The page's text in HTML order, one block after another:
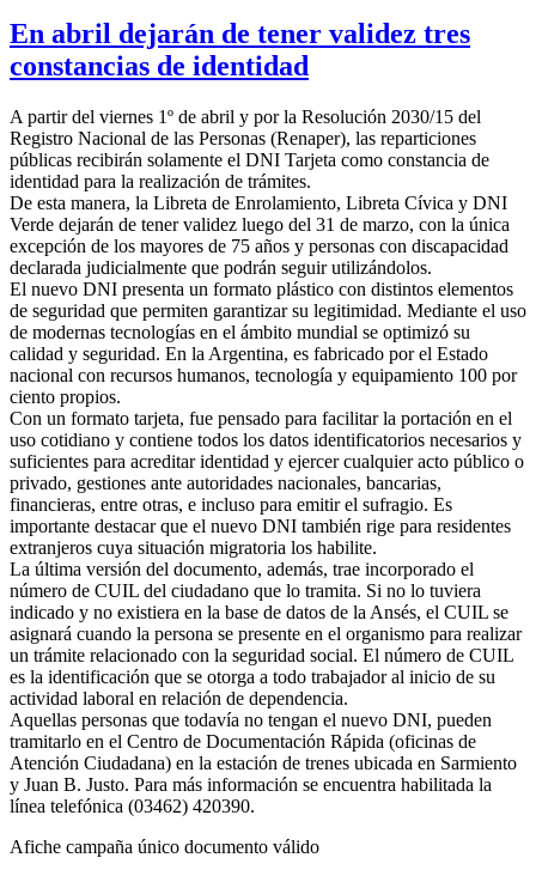
En abril dejarán de tener validez tres
constancias de identidad
A partir del viernes 1º de abril y por la Resolución 2030/15 del
Registro Nacional de las Personas (Renaper), las reparticiones
públicas recibirán solamente el DNI Tarjeta como constancia de
identidad para la realización de trámites.
De esta manera, la Libreta de Enrolamiento, Libreta Cívica y DNI
Verde dejarán de tener validez luego del 31 de marzo, con la única
excepción de los mayores de 75 años y personas con discapacidad
declarada judicialmente que podrán seguir utilizándolos.
El nuevo DNI presenta un formato plástico con distintos elementos
de seguridad que permiten garantizar su legitimidad. Mediante el uso
de modernas tecnologías en el ámbito mundial se optimizó su
calidad y seguridad. En la Argentina, es fabricado por el Estado
nacional con recursos humanos, tecnología y equipamiento 100 por
ciento propios.
Con un formato tarjeta, fue pensado para facilitar la portación en el
uso cotidiano y contiene todos los datos identificatorios necesarios y
suficientes para acreditar identidad y ejercer cualquier acto público o
privado, gestiones ante autoridades nacionales, bancarias,
financieras, entre otras, e incluso para emitir el sufragio. Es
importante destacar que el nuevo DNI también rige para residentes
extranjeros cuya situación migratoria los habilite.
La última versión del documento, además, trae incorporado el
número de CUIL del ciudadano que lo tramita. Si no lo tuviera
indicado y no existiera en la base de datos de la Ansés, el CUIL se
asignará cuando la persona se presente en el organismo para realizar
un trámite relacionado con la seguridad social. El número de CUIL
es la identificación que se otorga a todo trabajador al inicio de su
actividad laboral en relación de dependencia.
Aquellas personas que todavía no tengan el nuevo DNI, pueden
tramitarlo en el Centro de Documentación Rápida (oficinas de
Atención Ciudadana) en la estación de trenes ubicada en Sarmiento
y Juan B. Justo. Para más información se encuentra habilitada la
línea telefónica (03462) 420390.
Afiche campaña único documento válido